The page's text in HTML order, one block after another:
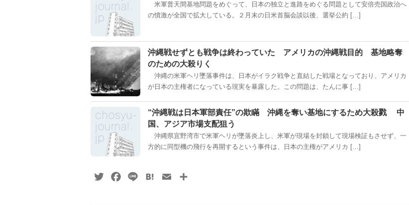
米軍普天間基地問題をめぐって、日本の独立と進路をめぐる問題として安倍売国政治へ
の憤激が全国で拡大している。２月末の日米首脳会談以後、選挙公約 […]
沖縄戦せずとも戦争は終わっていた アメリカの沖縄戦目的 基地略奪
のための大殺りく
沖縄の米軍ヘリ墜落事件は、日本がイラク戦争と直結した戦場となっており、アメリカ
が日本の主権者になっている現実を暴露した。この問題は、たんに事 […]
“沖縄戦は日本軍部責任”の欺瞞 沖縄を奪い基地にするため大殺戮 中
国、アジア市場支配狙う
沖縄県宜野湾市で米軍ヘリが墜落炎上し、米軍が現場を封鎖して現場検証もさせず、一
方的に同型機の飛行を再開するという事件は、日本の主権がアメリカ […]
TwitterFacebook
Line HatenaEmail